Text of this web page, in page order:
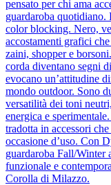
pensato per chi ama
guardaroba quotidiano.
color blocking. Nero,
accostamenti grafici
zaini, shopper e
corda diventano segni
evocano un’attitudine
mondo outdoor. Sono
versatilità dei toni
energica e
tradotta in accessori
occasione d’uso. Con
guardaroba Fall/Winter
funzionale e
Corolla di Milazzo.